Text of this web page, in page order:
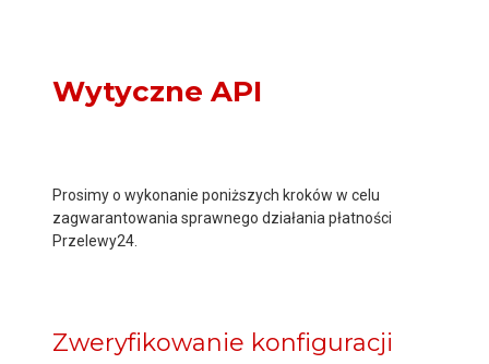
Wytyczne API
Prosimy o wykonanie poniższych kroków w celu
zagwarantowania sprawnego działania płatności
Przelewy24.
Zweryfikowanie konfiguracji